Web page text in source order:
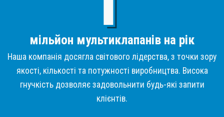
мільйон мультиклапанів на рік
Наша компанія досягла світового лідерства, з точки зору
якості, кількості та потужності виробництва. Висока
гнучкість дозволяє задовольнити будь-які запити
клієнтів.